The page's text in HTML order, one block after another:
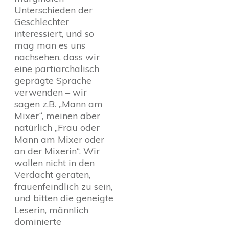
Unterschieden der
Geschlechter
interessiert, und so
mag man es uns
nachsehen, dass wir
eine partiarchalisch
geprägte Sprache
verwenden – wir
sagen z.B. „Mann am
Mixer“, meinen aber
natürlich „Frau oder
Mann am Mixer oder
an der Mixerin“. Wir
wollen nicht in den
Verdacht geraten,
frauenfeindlich zu sein,
und bitten die geneigte
Leserin, männlich
dominierte